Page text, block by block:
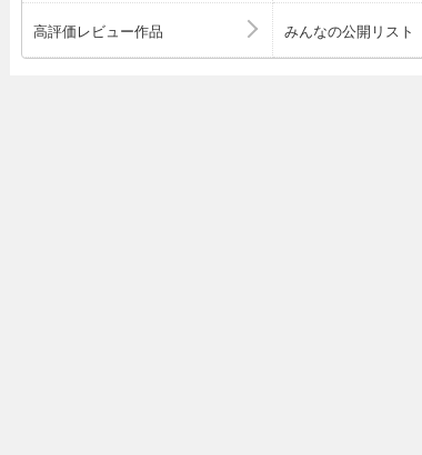
高評価レビュー作品 みんなの公開リスト